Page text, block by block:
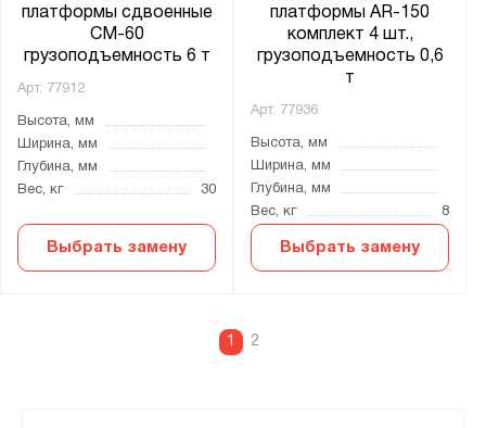
платформы сдвоенные
CM-60
грузоподъемность 6 т
Арт. 77912
Высота, мм
Ширина, мм
Глубина, мм
Вес, кг
30
Выбрать замену
платформы АR-150
комплект 4 шт.,
грузоподъемность 0,6
т
Арт. 77936
Высота, мм
Ширина, мм
Глубина, мм
Вес, кг
8
Выбрать замену
1 2